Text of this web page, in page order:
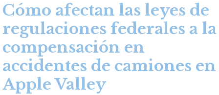
Cómo afectan las leyes de
regulaciones federales a la
compensación en
accidentes de camiones en
Apple Valley